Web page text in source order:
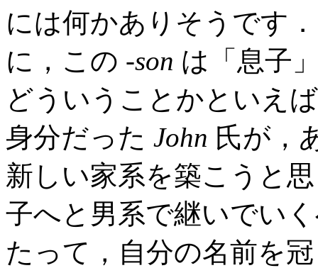
には何かありそうです
に，この -son は「息子
どういうことかといえ
身分だった John 氏が，
新しい家系を築こうと
子へと男系で継いでい
たって，自分の名前を